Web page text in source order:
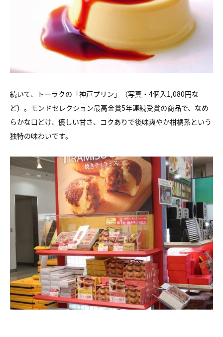
続いて、トーラクの「神戸プリン」（写真・4個入1,080円な
ど）。モンドセレクション最高金賞5年連続受賞の商品で、なめ
らかな口どけ、優しい甘さ、コクありで後味爽やか柑橘系という
独特の味わいです。